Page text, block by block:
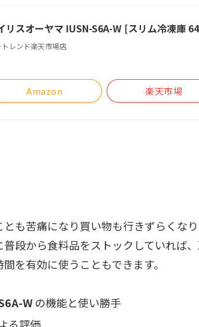
リスオーヤマ IUSN-S6A-W [スリム冷凍庫
トレンド楽天市場店
Amazon 楽天市場
も苦痛になり買い物も行きずらくな
段から食料品をストックしていれば
を有効に使うこともできます。
Wの機能と使い勝手
る評価